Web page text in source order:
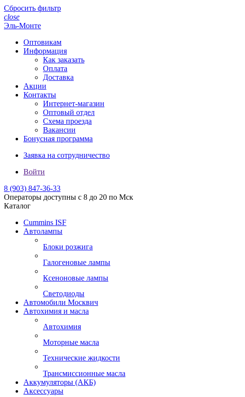
Сбросить фильтр
close
Эль-Монте
Оптовикам
Информация
Как заказать
Оплата
Доставка
Акции
Контакты
Интернет-магазин
Оптовый отдел
Схема проезда
Вакансии
Бонусная программа
Заявка на сотрудничество
Войти
8 (903) 847-36-33
Операторы доступны с 8 до 20 по Мск
Каталог
Cummins ISF
Автолампы
Блоки розжига
Галогеновые лампы
Ксеноновые лампы
Светодиоды
Автомобили Москвич
Автохимия и масла
Автохимия
Моторные масла
Технические жидкости
Трансмиссионные масла
Аккумуляторы (АКБ)
Аксессуары